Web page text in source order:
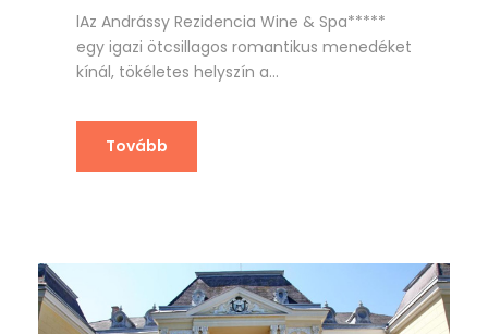
lAz Andrássy Rezidencia Wine & Spa*****
egy igazi ötcsillagos romantikus menedéket
kínál, tökéletes helyszín a...
Tovább